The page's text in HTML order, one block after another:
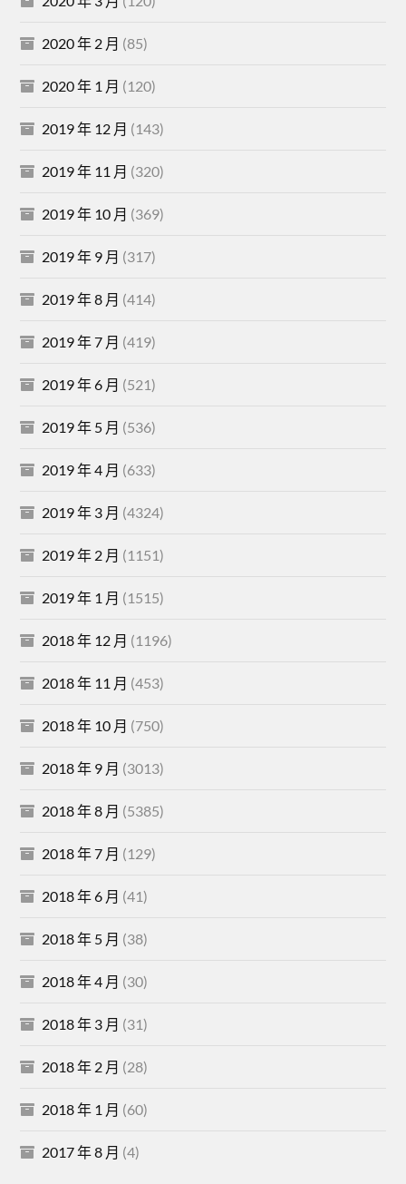
2020 年 2 月 (85)
2020 年 1 月 (120)
2019 年 12 月 (143)
2019 年 11 月 (320)
2019 年 10 月 (369)
2019 年 9 月 (317)
2019 年 8 月 (414)
2019 年 7 月 (419)
2019 年 6 月 (521)
2019 年 5 月 (536)
2019 年 4 月 (633)
2019 年 3 月 (4324)
2019 年 2 月 (1151)
2019 年 1 月 (1515)
2018 年 12 月 (1196)
2018 年 11 月 (453)
2018 年 10 月 (750)
2018 年 9 月 (3013)
2018 年 8 月 (5385)
2018 年 7 月 (129)
2018 年 6 月 (41)
2018 年 5 月 (38)
2018 年 4 月 (30)
2018 年 3 月 (31)
2018 年 2 月 (28)
2018 年 1 月 (60)
2017 年 8 月 (4)